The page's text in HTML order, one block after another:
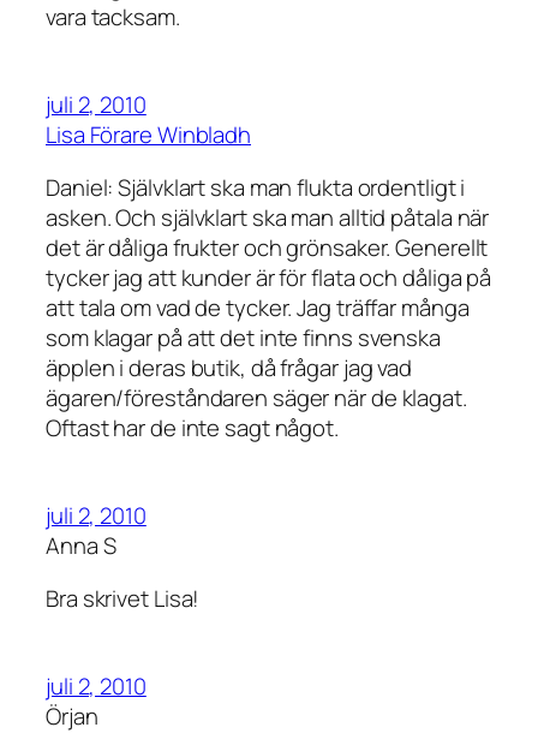
vara tacksam.
juli 2, 2010
Lisa Förare Winbladh
Daniel: Självklart ska man flukta ordentligt i
asken. Och självklart ska man alltid påtala när
det är dåliga frukter och grönsaker. Generellt
tycker jag att kunder är för flata och dåliga på
att tala om vad de tycker. Jag träffar många
som klagar på att det inte finns svenska
äpplen i deras butik, då frågar jag vad
ägaren/föreståndaren säger när de klagat.
Oftast har de inte sagt något.
juli 2, 2010
Anna S
Bra skrivet Lisa!
juli 2, 2010
Örjan